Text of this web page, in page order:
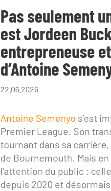
Pas seulement
est Jordeen
entrepreneuse
d’Antoine
22.06.2026
Antoine Semenyo s’est
Premier League. Son
tournant dans sa
de Bournemouth. Mais
l’attention du public :
depuis 2020 et